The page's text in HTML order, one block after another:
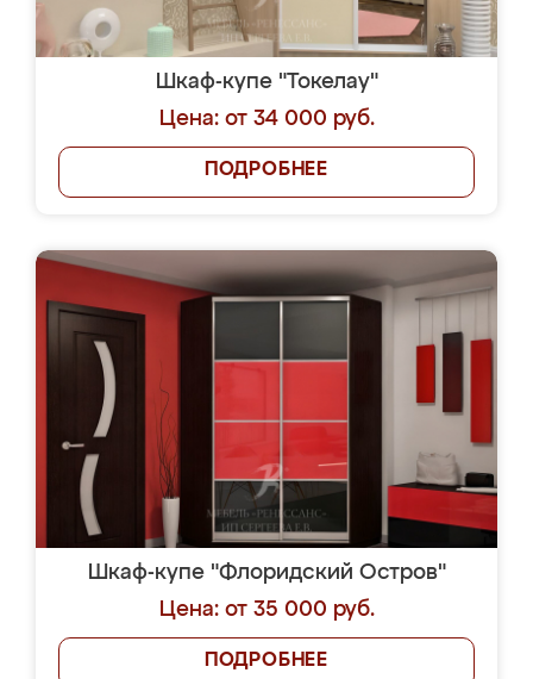
Шкаф-купе "Токелау"
Цена: от 34 000 руб.
ПОДРОБНЕЕ
Шкаф-купе "Флоридский Остров"
Цена: от 35 000 руб.
ПОДРОБНЕЕ